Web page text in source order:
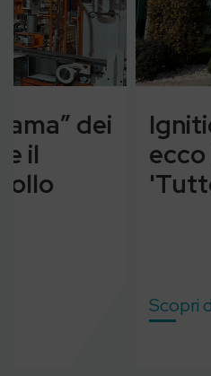
Ignition e latte
ecco la ricetta
'Tutto Italiano'